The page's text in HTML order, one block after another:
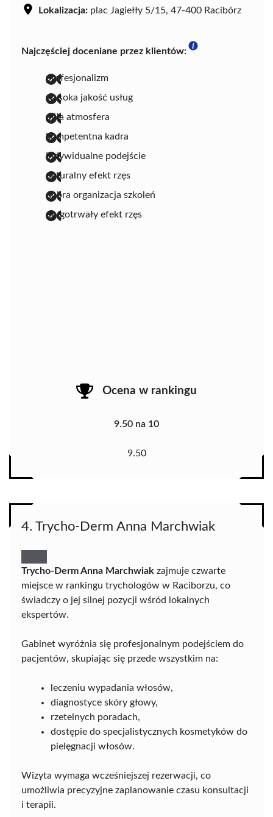
Lokalizacja: plac Jagiełły 5/15, 47-400 Racibórz
Najczęściej doceniane przez klientów:
profesjonalizm
wysoka jakość usług
miła atmosfera
kompetentna kadra
indywidualne podejście
naturalny efekt rzęs
dobra organizacja szkoleń
długotrwały efekt rzęs
Ocena w rankingu
9.50 na 10
9.50
4. Trycho-Derm Anna Marchwiak
Trycho-Derm Anna Marchwiak zajmuje czwarte
miejsce w rankingu trychologów w Raciborzu, co
świadczy o jej silnej pozycji wśród lokalnych
ekspertów.
Gabinet wyróżnia się profesjonalnym podejściem do
pacjentów, skupiając się przede wszystkim na:
leczeniu wypadania włosów,
diagnostyce skóry głowy,
rzetelnych poradach,
dostępie do specjalistycznych kosmetyków do
pielęgnacji włosów.
Wizyta wymaga wcześniejszej rezerwacji, co
umożliwia precyzyjne zaplanowanie czasu konsultacji
i terapii.